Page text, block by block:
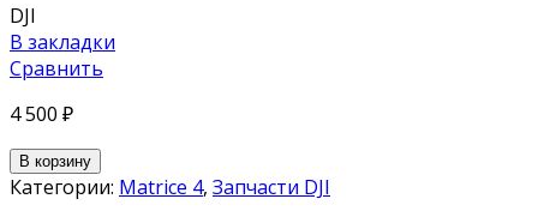
DJI
В закладки
Сравнить
4 500 ₽
В корзину
Категории: Matrice 4, Запчасти DJI